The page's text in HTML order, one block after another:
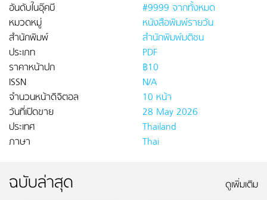
อันดับในอุ๊คบี
#9999 จากทั้งหมด
หมวดหมู่
หนังสือพิมพ์รายวัน
สำนักพิมพ์
สำนักพิมพ์มติชน
ประเภท
PDF
ราคาหน้าปก
฿10
ISSN
N/A
จำนวนหน้าดิจิตอล
10 หน้า
วันที่เปิดขาย
28 May 2026
ประเทศ
Thailand
ภาษา
Thai
ฉบับล่าสุด ดูเพิ่มเติม